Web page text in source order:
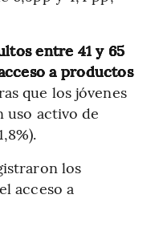
entre 41 y 65
a productos
que los jóvenes
uso activo de
los
acceso a